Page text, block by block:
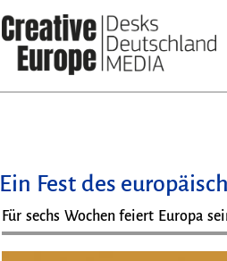
Ein Fest des
Für sechs Wochen feiert Europa